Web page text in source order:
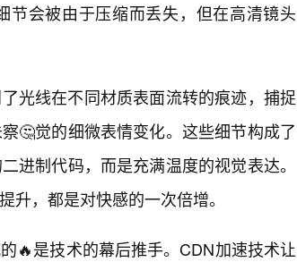
节会被由于压缩而丢失，但在高清镜头
光线在不同材质表面流转的痕迹，捕捉
🤔觉的细微表情变化。这些细节构成了
进制代码，而是充满温度的视觉表达。
升，都是对快感的一次倍增。
🔥是技术的幕后推手。CDN加速技术让